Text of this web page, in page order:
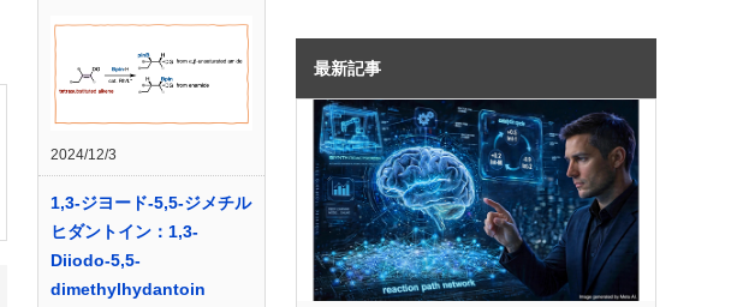
2024/12/3
1,3-ジヨード-5,5-ジメチル
ヒダントイン：1,3-
Diiodo-5,5-
dimethylhydantoin
最新記事